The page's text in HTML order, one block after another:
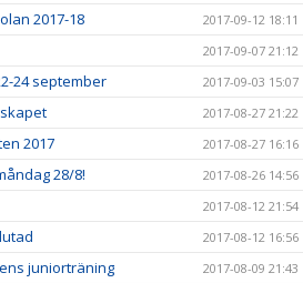
2017-18 2017-09-12 18:11
2017-09-07 21:12
24 september 2017-09-03 15:07
2017-08-27 21:22
2017 2017-08-27 16:16
28/8! 2017-08-26 14:56
2017-08-12 21:54
2017-08-12 16:56
juniorträning 2017-08-09 21:43